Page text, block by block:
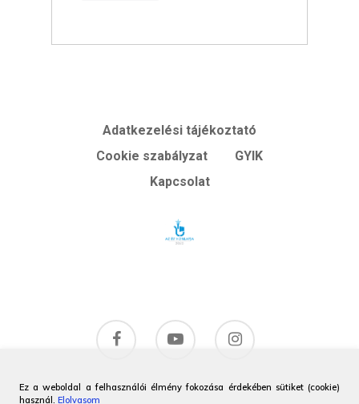
Adatkezelési tájékoztató
Cookie szabályzat
GYIK
Kapcsolat
Ez a weboldal a felhasználói élmény fokozása érdekében sütiket (cookie)
használ. Elolvasom